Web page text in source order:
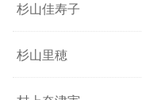
杉山佳寿子
杉山里穂